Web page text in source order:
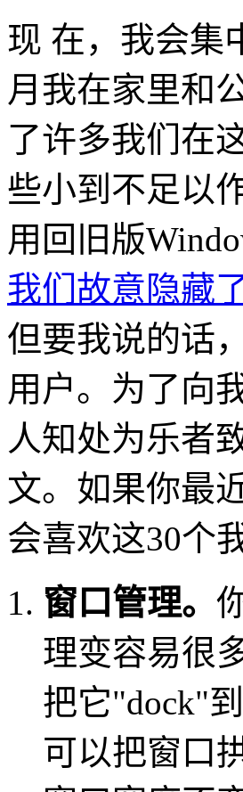
现 在，我会集
月我在家里和
了许多我们在
些小到不足以
用回旧版
我们故意隐藏
但要我说的话
用户。为了向
人知处为乐者
文。如果你最
会喜欢这30个
窗口管理。
理变容易很
把它"dock"
可以把窗口